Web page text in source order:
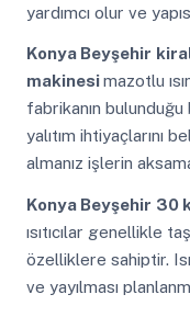
yardımcı olur ve
Konya Beyşehir
makinesimazotlu
fabrikanın bulunduğu
yalıtım ihtiyaçlarını
almanız işlerin
Konya Beyşehir 30
ısıtıcılar genellikle
özelliklere sahiptir.
ve yayılması